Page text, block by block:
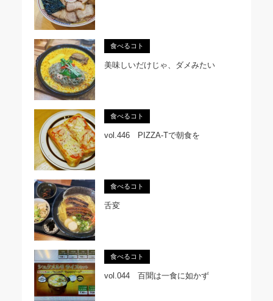
食べるコト
美味しいだけじゃ、ダメみたい
食べるコト
vol.446 PIZZA-Tで朝食を
食べるコト
舌変
食べるコト
vol.044 百聞は一食に如かず